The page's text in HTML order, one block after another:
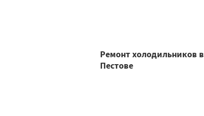
Ремонт холодильников в
Пестове